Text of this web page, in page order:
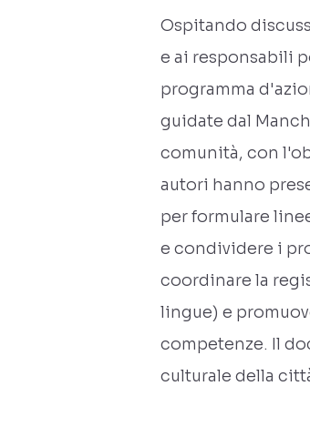
Ospitando
e ai responsabili
programma
guidate dal
comunità, con
autori hanno
per formulare
e condividere i
coordinare la
lingue) e
competenze. Il
culturale della